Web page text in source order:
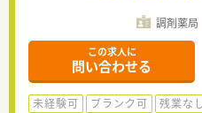
調剤薬局
この求人に
問い合わせる
未経験可 ブランク可 残業な